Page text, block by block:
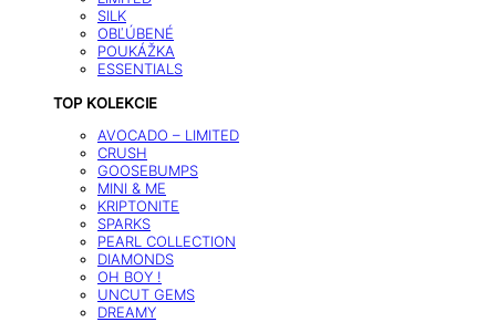
SILK
OBĽÚBENÉ
POUKÁŽKA
ESSENTIALS
TOP KOLEKCIE
AVOCADO – LIMITED
CRUSH
GOOSEBUMPS
MINI & ME
KRIPTONITE
SPARKS
PEARL COLLECTION
DIAMONDS
OH BOY !
UNCUT GEMS
DREAMY